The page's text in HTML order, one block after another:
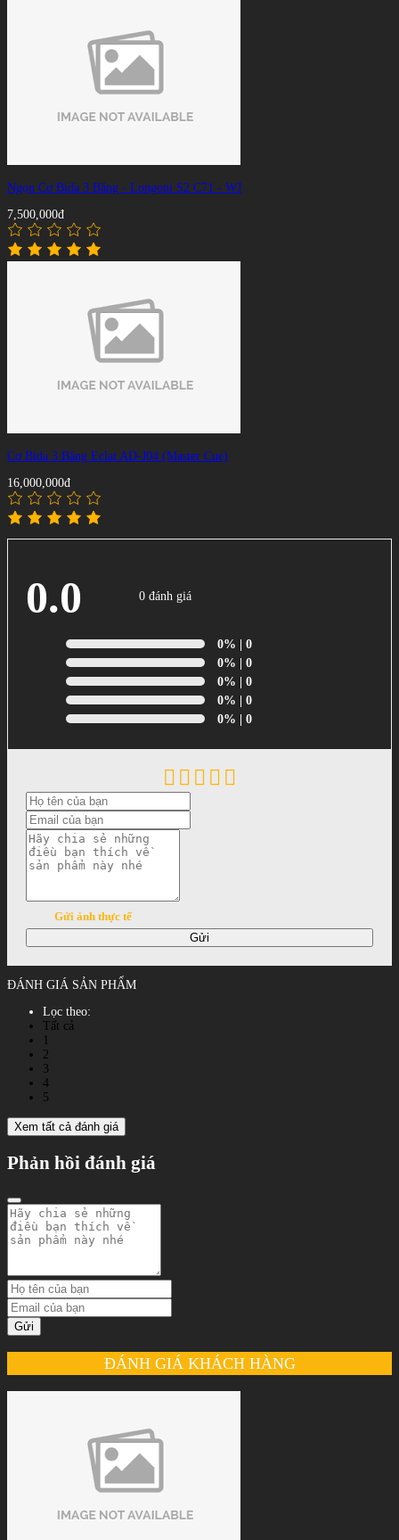
Ngọn Cơ Bida 3 Băng - Longoni S2 C71 - WJ
7,500,000đ
Cơ Bida 3 Băng Eclat AD-J04 (Master Cue)
16,000,000đ
0.0 0 đánh giá
0% | 0
0% | 0
0% | 0
0% | 0
0% | 0
Gửi ảnh thực tế
Gửi
ĐÁNH GIÁ SẢN PHẨM
Lọc theo:
Tất cả
2
3
4
5
Xem tất cả đánh giá
Phản hồi đánh giá
Gửi
ĐÁNH GIÁ KHÁCH HÀNG